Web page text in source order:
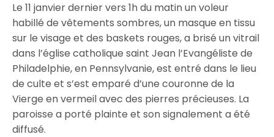
Le 11 janvier dernier vers 1h du matin un voleur
habillé de vêtements sombres, un masque en tissu
sur le visage et des baskets rouges, a brisé un vitrail
dans l’église catholique saint Jean l’Evangéliste de
Philadelphie, en Pennsylvanie, est entré dans le lieu
de culte et s’est emparé d’une couronne de la
Vierge en vermeil avec des pierres précieuses. La
paroisse a porté plainte et son signalement a été
diffusé.